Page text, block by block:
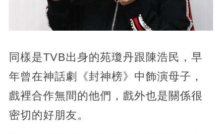
同樣是TVB出身的苑瓊丹跟陳浩民，早
年曾在神話劇《封神榜》中飾演母子，
戲裡合作無間的他們，戲外也是關係很
密切的好朋友。